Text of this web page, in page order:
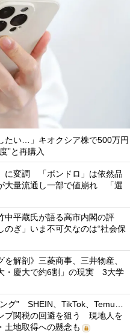
たい…」キオクシア株で500万円
”と再購入
に変調 「ボンドロ」は依然品
大量流通し一部で値崩れ 「選
中平蔵氏が語る高市内閣の評
ぎ」いま不可欠なのは“社会保
を解剖》三菱商事、三井物産、
・慶大で約6割」の現実 3大学
グ” SHEIN、TikTok、Temu…
プ関税の回避を狙う 現地人を
土地取得への懸念も